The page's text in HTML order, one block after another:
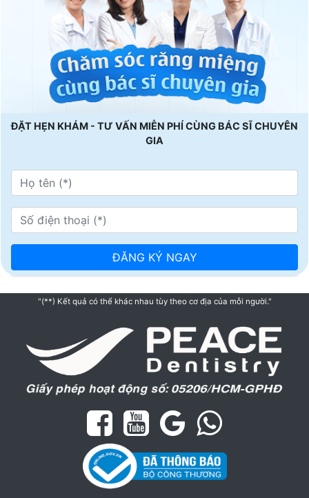
ĐẶT HẸN KHÁM - TƯ VẤN MIỄN PHÍ CÙNG BÁC SĨ CHUYÊN
GIA
"(**) Kết quả có thể khác nhau tùy theo cơ địa của mỗi người."